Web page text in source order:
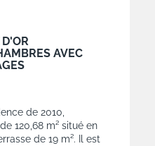
AVEC
de 2010,
120,68 m² situé en
de 19 m². Il est